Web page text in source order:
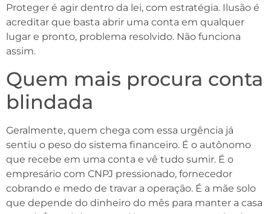
Proteger é agir dentro da lei, com estratégia. Ilusão é
acreditar que basta abrir uma conta em qualquer
lugar e pronto, problema resolvido. Não funciona
assim.
Quem mais procura conta
blindada
Geralmente, quem chega com essa urgência já
sentiu o peso do sistema financeiro. É o autônomo
que recebe em uma conta e vê tudo sumir. É o
empresário com CNPJ pressionado, fornecedor
cobrando e medo de travar a operação. É a mãe solo
que depende do dinheiro do mês para manter a casa